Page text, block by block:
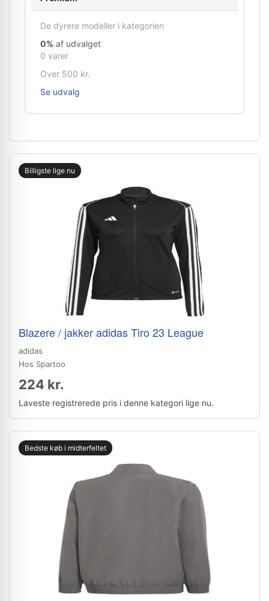
De dyrere modeller i kategorien
0% af udvalget
0 varer
Over 500 kr.
Se udvalg
Billigste lige nu
Blazere / jakker adidas Tiro 23 League
adidas
Hos Spartoo
224 kr.
Laveste registrerede pris i denne kategori lige nu.
Bedste køb i midterfeltet